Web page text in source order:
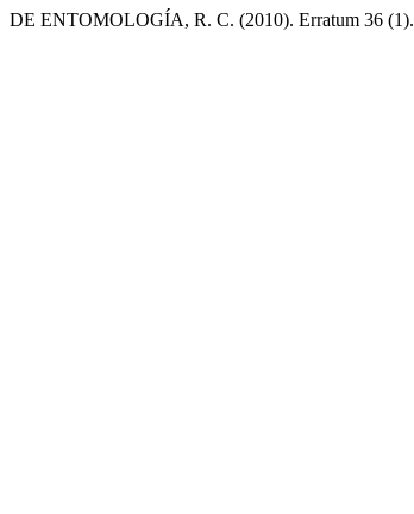
DE ENTOMOLOGÍA, R. C. (2010). Erratum 36 (1).